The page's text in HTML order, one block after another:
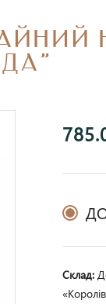
Склад: